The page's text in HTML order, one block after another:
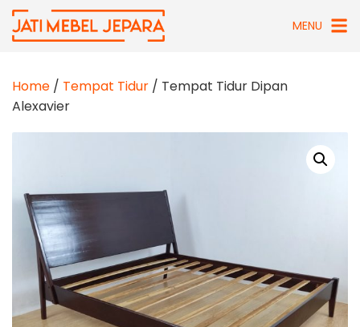
Skip
to
MENU
Home / Tempat Tidur / Tempat Tidur Dipan
Alexavier